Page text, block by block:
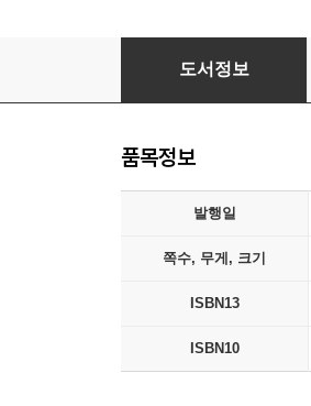
Love Life
도서정보
품목정보
발행일
쪽수, 무게, 크기
ISBN13
ISBN10